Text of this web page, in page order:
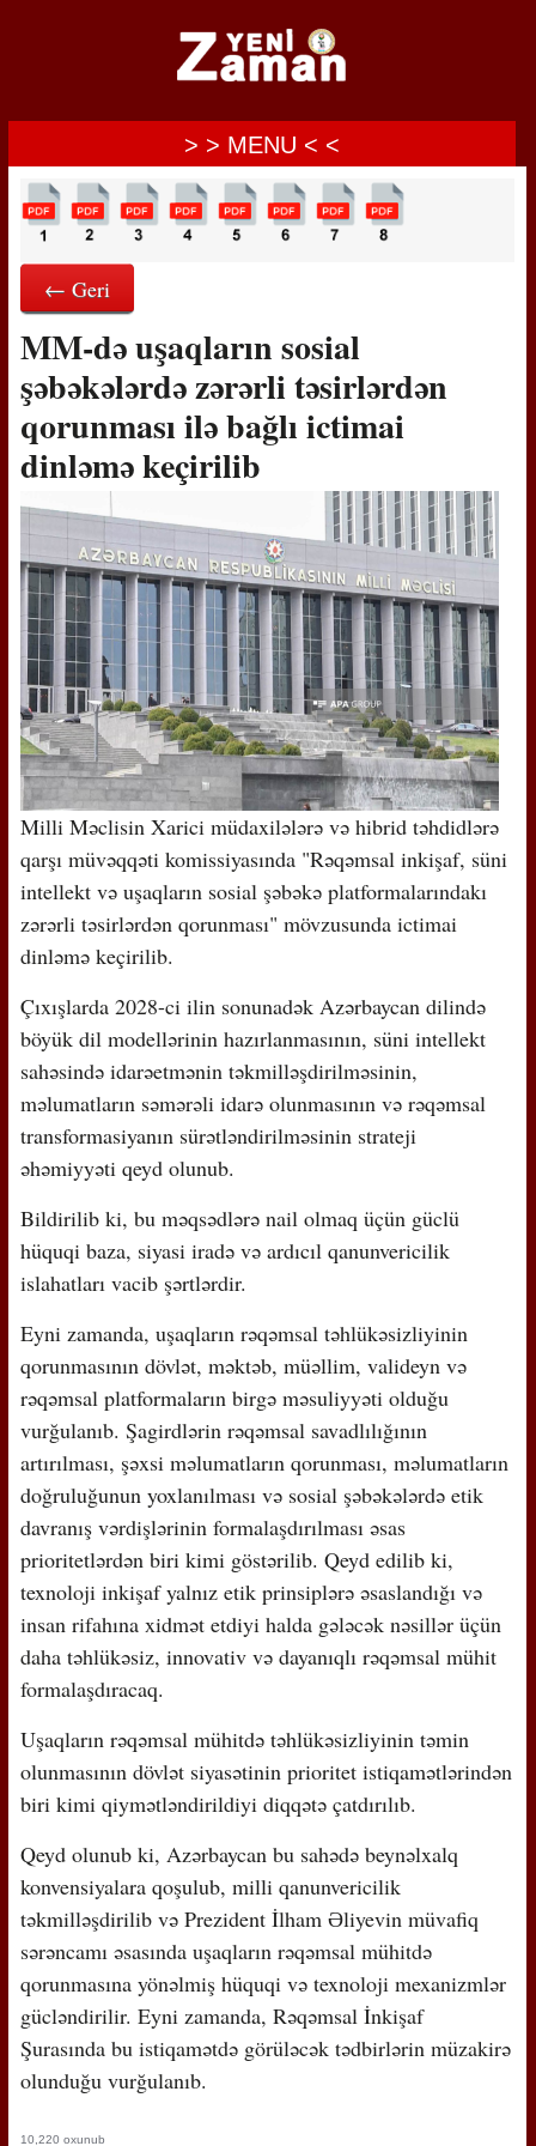
> > MENU < <
← Geri
MM-də uşaqların sosial
şəbəkələrdə zərərli təsirlərdən
qorunması ilə bağlı ictimai
dinləmə keçirilib
Milli Məclisin Xarici müdaxilələrə və hibrid təhdidlərə
qarşı müvəqqəti komissiyasında "Rəqəmsal inkişaf, süni
intellekt və uşaqların sosial şəbəkə platformalarındakı
zərərli təsirlərdən qorunması" mövzusunda ictimai
dinləmə keçirilib.
Çıxışlarda 2028-ci ilin sonunadək Azərbaycan dilində
böyük dil modellərinin hazırlanmasının, süni intellekt
sahəsində idarəetmənin təkmilləşdirilməsinin,
məlumatların səmərəli idarə olunmasının və rəqəmsal
transformasiyanın sürətləndirilməsinin strateji
əhəmiyyəti qeyd olunub.
Bildirilib ki, bu məqsədlərə nail olmaq üçün güclü
hüquqi baza, siyasi iradə və ardıcıl qanunvericilik
islahatları vacib şərtlərdir.
Eyni zamanda, uşaqların rəqəmsal təhlükəsizliyinin
qorunmasının dövlət, məktəb, müəllim, valideyn və
rəqəmsal platformaların birgə məsuliyyəti olduğu
vurğulanıb. Şagirdlərin rəqəmsal savadlılığının
artırılması, şəxsi məlumatların qorunması, məlumatların
doğruluğunun yoxlanılması və sosial şəbəkələrdə etik
davranış vərdişlərinin formalaşdırılması əsas
prioritetlərdən biri kimi göstərilib. Qeyd edilib ki,
texnoloji inkişaf yalnız etik prinsiplərə əsaslandığı və
insan rifahına xidmət etdiyi halda gələcək nəsillər üçün
daha təhlükəsiz, innovativ və dayanıqlı rəqəmsal mühit
formalaşdıracaq.
Uşaqların rəqəmsal mühitdə təhlükəsizliyinin təmin
olunmasının dövlət siyasətinin prioritet istiqamətlərindən
biri kimi qiymətləndirildiyi diqqətə çatdırılıb.
Qeyd olunub ki, Azərbaycan bu sahədə beynəlxalq
konvensiyalara qoşulub, milli qanunvericilik
təkmilləşdirilib və Prezident İlham Əliyevin müvafiq
sərəncamı əsasında uşaqların rəqəmsal mühitdə
qorunmasına yönəlmiş hüquqi və texnoloji mexanizmlər
gücləndirilir. Eyni zamanda, Rəqəmsal İnkişaf
Şurasında bu istiqamətdə görüləcək tədbirlərin müzakirə
olunduğu vurğulanıb.
10,220 oxunub